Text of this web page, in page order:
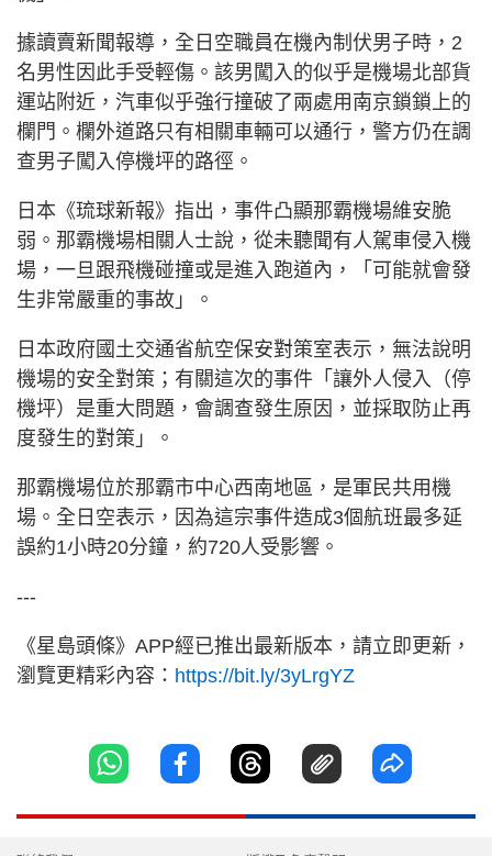
據讀賣新聞報導，全日空職員在機內制伏男子時，2
名男性因此手受輕傷。該男闖入的似乎是機場北部貨
運站附近，汽車似乎強行撞破了兩處用南京鎖鎖上的
欄門。欄外道路只有相關車輛可以通行，警方仍在調
查男子闖入停機坪的路徑。
日本《琉球新報》指出，事件凸顯那霸機場維安脆
弱。那霸機場相關人士說，從未聽聞有人駕車侵入機
場，一旦跟飛機碰撞或是進入跑道內，「可能就會發
生非常嚴重的事故」。
日本政府國土交通省航空保安對策室表示，無法說明
機場的安全對策；有關這次的事件「讓外人侵入（停
機坪）是重大問題，會調查發生原因，並採取防止再
度發生的對策」。
那霸機場位於那霸市中心西南地區，是軍民共用機
場。全日空表示，因為這宗事件造成3個航班最多延
誤約1小時20分鐘，約720人受影響。
---
《星島頭條》APP經已推出最新版本，請立即更新，
瀏覽更精彩內容： https://bit.ly/3yLrgYZ